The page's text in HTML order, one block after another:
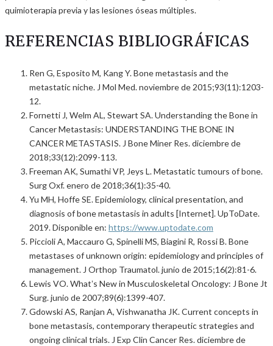
quimioterapia previa y las lesiones óseas múltiples.
REFERENCIAS BIBLIOGRÁFICAS
Ren G, Esposito M, Kang Y. Bone metastasis and the
metastatic niche. J Mol Med. noviembre de 2015;93(11):1203-
12.
Fornetti J, Welm AL, Stewart SA. Understanding the Bone in
Cancer Metastasis: UNDERSTANDING THE BONE IN
CANCER METASTASIS. J Bone Miner Res. diciembre de
2018;33(12):2099-113.
Freeman AK, Sumathi VP, Jeys L. Metastatic tumours of bone.
Surg Oxf. enero de 2018;36(1):35-40.
Yu MH, Hoffe SE. Epidemiology, clinical presentation, and
diagnosis of bone metastasis in adults [Internet]. UpToDate.
2019. Disponible en: https://www.uptodate.com
Piccioli A, Maccauro G, Spinelli MS, Biagini R, Rossi B. Bone
metastases of unknown origin: epidemiology and principles of
management. J Orthop Traumatol. junio de 2015;16(2):81-6.
Lewis VO. Whatʼs New in Musculoskeletal Oncology: J Bone Jt
Surg. junio de 2007;89(6):1399-407.
Gdowski AS, Ranjan A, Vishwanatha JK. Current concepts in
bone metastasis, contemporary therapeutic strategies and
ongoing clinical trials. J Exp Clin Cancer Res. diciembre de